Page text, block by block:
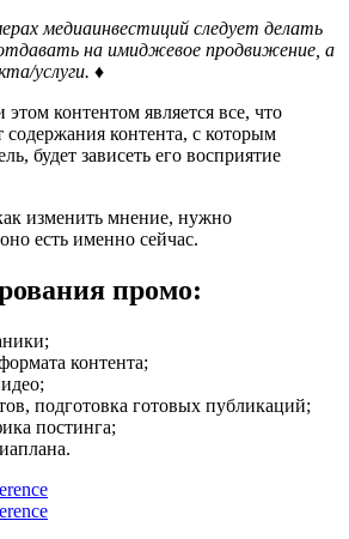
медиаинвестиций следует делать
на имиджевое продвижение, а
услуги. ♦
контентом является все, что
контента, с которым
будет зависеть его восприятие
изменить мнение, нужно
есть именно сейчас.
промо:
контента;
подготовка готовых публикаций;
постинга;